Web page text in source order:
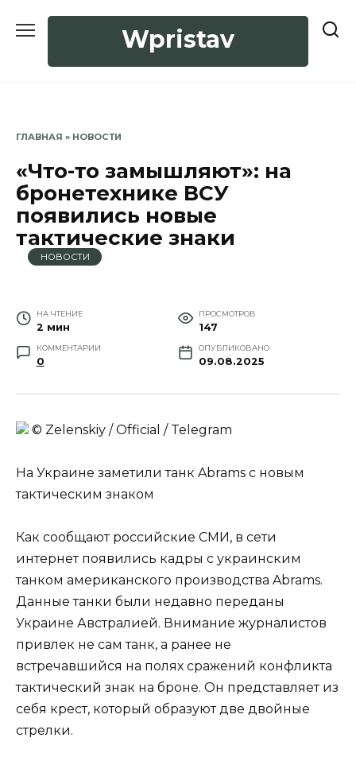
Wpristav
ГЛАВНАЯ » НОВОСТИ
«Что-то замышляют»: на
бронетехнике ВСУ
появились новые
тактические знаки
НОВОСТИ
НА ЧТЕНИЕ
2 мин
ПРОСМОТРОВ
147
КОММЕНТАРИИ
0
ОПУБЛИКОВАНО
09.08.2025
© Zеlеnskiу / Оfficiаl / Telegram
На Украине заметили танк Abrams с новым
тактическим знаком
Как сообщают российские СМИ, в сети
интернет появились кадры с украинским
танком американского производства Abrams.
Данные танки были недавно переданы
Украине Австралией. Внимание журналистов
привлек не сам танк, а ранее не
встречавшийся на полях сражений конфликта
тактический знак на броне. Он представляет из
себя крест, который образуют две двойные
стрелки.